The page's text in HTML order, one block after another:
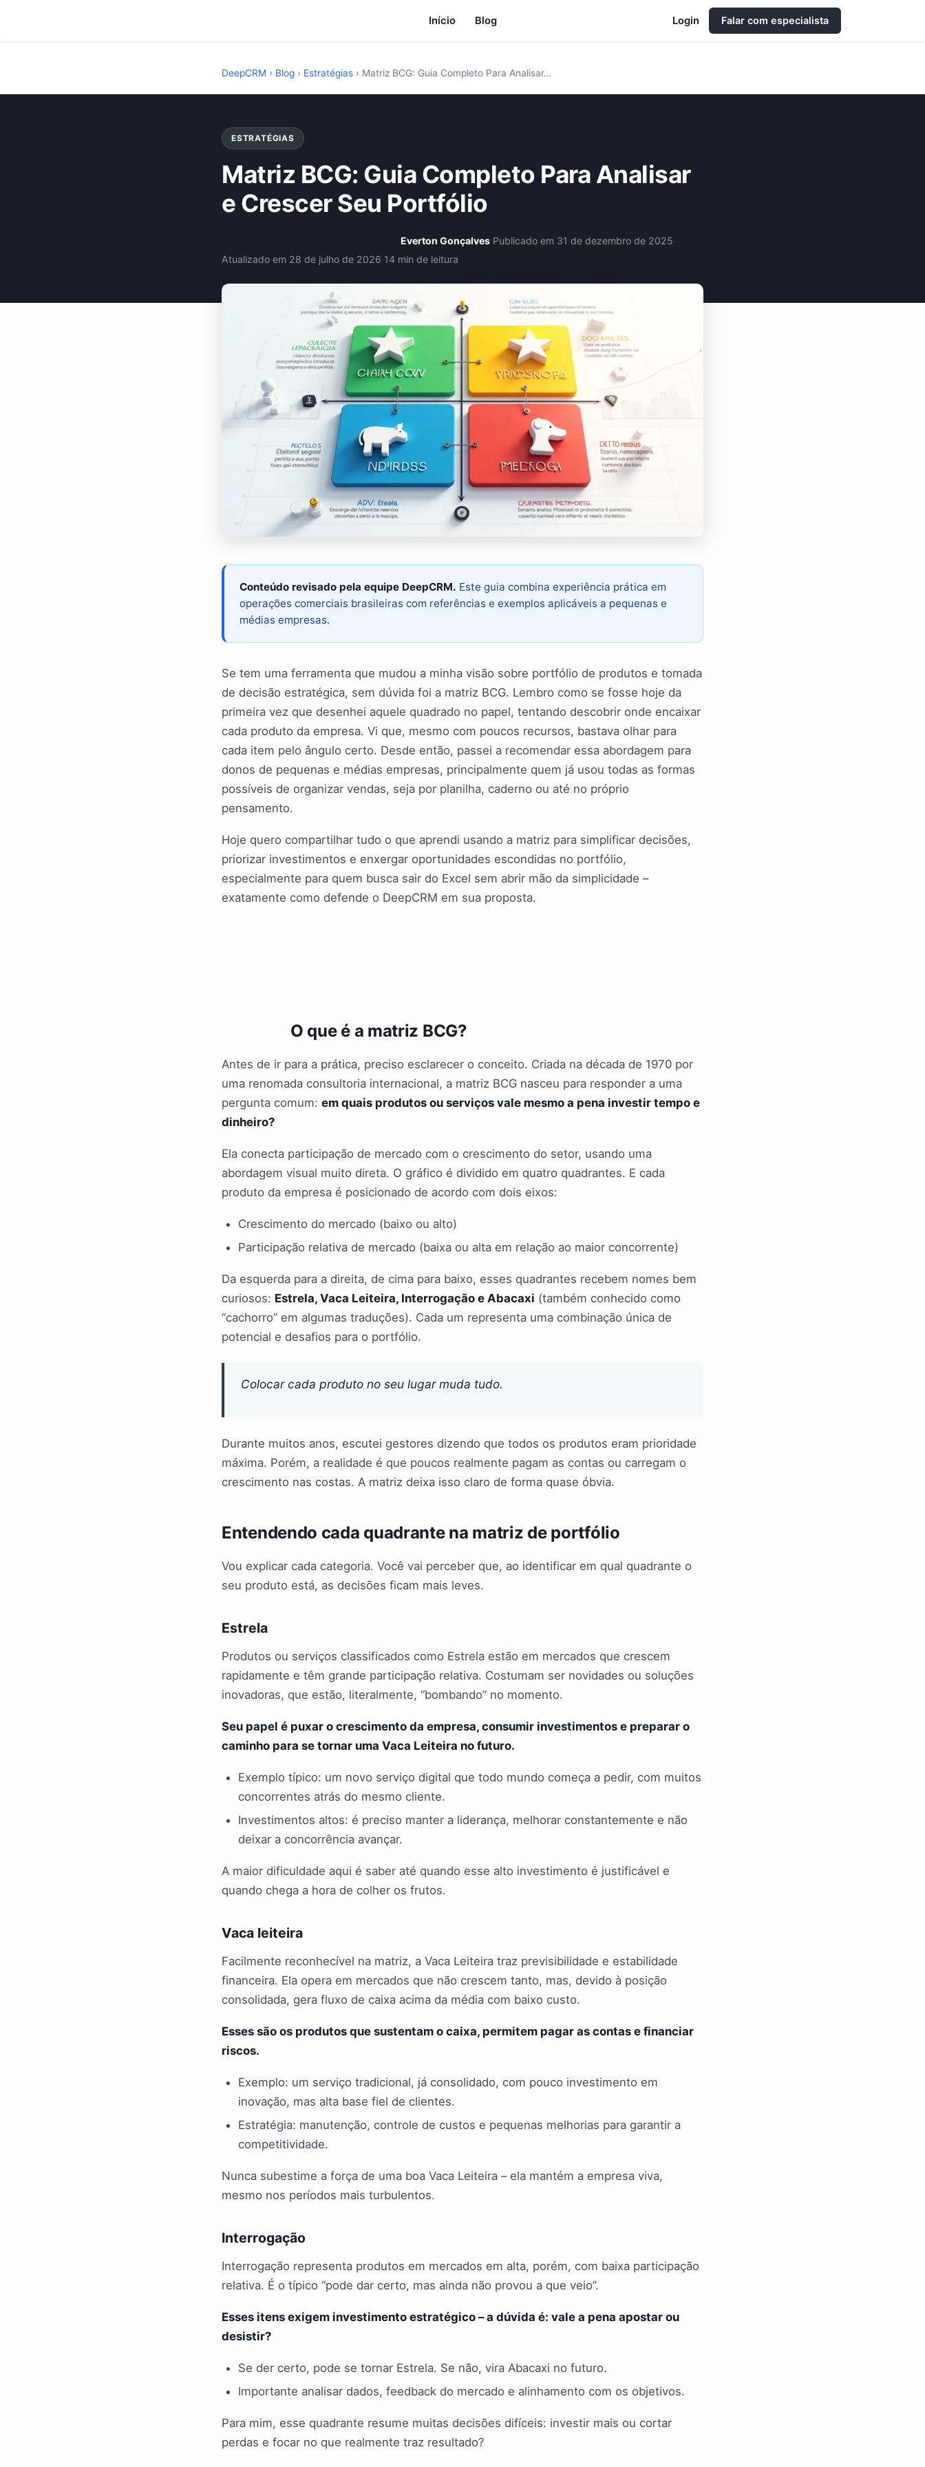
Início Blog Login Falar com especialista
DeepCRM › Blog › Estratégias › Matriz BCG: Guia Completo Para Analisar…
ESTRATÉGIAS
Matriz BCG: Guia Completo Para Analisar
e Crescer Seu Portfólio
Everton Gonçalves·Publicado em 31 de dezembro de 2025·
Atualizado em 28 de julho de 2026·14 min de leitura
Conteúdo revisado pela equipe DeepCRM. Este guia combina experiência prática em
operações comerciais brasileiras com referências e exemplos aplicáveis a pequenas e
médias empresas.
Se tem uma ferramenta que mudou a minha visão sobre portfólio de produtos e tomada
de decisão estratégica, sem dúvida foi a matriz BCG. Lembro como se fosse hoje da
primeira vez que desenhei aquele quadrado no papel, tentando descobrir onde encaixar
cada produto da empresa. Vi que, mesmo com poucos recursos, bastava olhar para
cada item pelo ângulo certo. Desde então, passei a recomendar essa abordagem para
donos de pequenas e médias empresas, principalmente quem já usou todas as formas
possíveis de organizar vendas, seja por planilha, caderno ou até no próprio
pensamento.
Hoje quero compartilhar tudo o que aprendi usando a matriz para simplificar decisões,
priorizar investimentos e enxergar oportunidades escondidas no portfólio,
especialmente para quem busca sair do Excel sem abrir mão da simplicidade –
exatamente como defende o DeepCRM em sua proposta.
O que é a matriz BCG?
Antes de ir para a prática, preciso esclarecer o conceito. Criada na década de 1970 por
uma renomada consultoria internacional, a matriz BCG nasceu para responder a uma
pergunta comum: em quais produtos ou serviços vale mesmo a pena investir tempo e
dinheiro?
Ela conecta participação de mercado com o crescimento do setor, usando uma
abordagem visual muito direta. O gráfico é dividido em quatro quadrantes. E cada
produto da empresa é posicionado de acordo com dois eixos:
Crescimento do mercado (baixo ou alto)
Participação relativa de mercado (baixa ou alta em relação ao maior concorrente)
Da esquerda para a direita, de cima para baixo, esses quadrantes recebem nomes bem
curiosos: Estrela, Vaca Leiteira, Interrogação e Abacaxi (também conhecido como
“cachorro” em algumas traduções). Cada um representa uma combinação única de
potencial e desafios para o portfólio.
Colocar cada produto no seu lugar muda tudo.
Durante muitos anos, escutei gestores dizendo que todos os produtos eram prioridade
máxima. Porém, a realidade é que poucos realmente pagam as contas ou carregam o
crescimento nas costas. A matriz deixa isso claro de forma quase óbvia.
Entendendo cada quadrante na matriz de portfólio
Vou explicar cada categoria. Você vai perceber que, ao identificar em qual quadrante o
seu produto está, as decisões ficam mais leves.
Estrela
Produtos ou serviços classificados como Estrela estão em mercados que crescem
rapidamente e têm grande participação relativa. Costumam ser novidades ou soluções
inovadoras, que estão, literalmente, “bombando” no momento.
Seu papel é puxar o crescimento da empresa, consumir investimentos e preparar o
caminho para se tornar uma Vaca Leiteira no futuro.
Exemplo típico: um novo serviço digital que todo mundo começa a pedir, com muitos
concorrentes atrás do mesmo cliente.
Investimentos altos: é preciso manter a liderança, melhorar constantemente e não
deixar a concorrência avançar.
A maior dificuldade aqui é saber até quando esse alto investimento é justificável e
quando chega a hora de colher os frutos.
Vaca leiteira
Facilmente reconhecível na matriz, a Vaca Leiteira traz previsibilidade e estabilidade
financeira. Ela opera em mercados que não crescem tanto, mas, devido à posição
consolidada, gera fluxo de caixa acima da média com baixo custo.
Esses são os produtos que sustentam o caixa, permitem pagar as contas e financiar
riscos.
Exemplo: um serviço tradicional, já consolidado, com pouco investimento em
inovação, mas alta base fiel de clientes.
Estratégia: manutenção, controle de custos e pequenas melhorias para garantir a
competitividade.
Nunca subestime a força de uma boa Vaca Leiteira – ela mantém a empresa viva,
mesmo nos períodos mais turbulentos.
Interrogação
Interrogação representa produtos em mercados em alta, porém, com baixa participação
relativa. É o típico “pode dar certo, mas ainda não provou a que veio”.
Esses itens exigem investimento estratégico – a dúvida é: vale a pena apostar ou
desistir?
Se der certo, pode se tornar Estrela. Se não, vira Abacaxi no futuro.
Importante analisar dados, feedback do mercado e alinhamento com os objetivos.
Para mim, esse quadrante resume muitas decisões difíceis: investir mais ou cortar
perdas e focar no que realmente traz resultado?